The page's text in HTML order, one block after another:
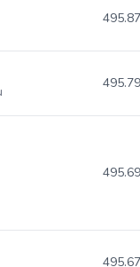
495.87
495.79
495.69
495.67